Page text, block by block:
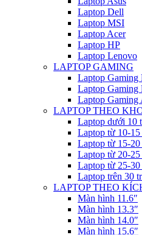
Laptop Dell
Laptop MSI
Laptop Acer
Laptop HP
Laptop Lenovo
LAPTOP GAMING
Laptop Gaming
Laptop Gaming
Laptop Gaming
LAPTOP THEO
Laptop dưới 10
Laptop từ 10-15
Laptop từ 15-20
Laptop từ 20-25
Laptop từ 25-30
Laptop trên 30
LAPTOP THEO
Màn hình 11.6″
Màn hình 13.3″
Màn hình 14.0″
Màn hình 15.6″